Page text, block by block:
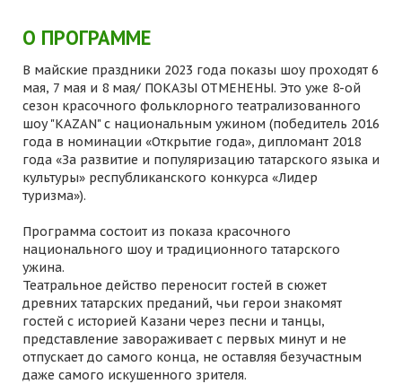
О ПРОГРАММЕ
В майские праздники 2023 года показы шоу проходят 6
мая, 7 мая и 8 мая/ ПОКАЗЫ ОТМЕНЕНЫ. Это уже 8-ой
сезон красочного фольклорного театрализованного
шоу "KAZAN" с национальным ужином (победитель 2016
года в номинации «Открытие года», дипломант 2018
года «За развитие и популяризацию татарского языка и
культуры» республиканского конкурса «Лидер
туризма»).
Программа состоит из показа красочного
национального шоу и традиционного татарского
ужина.
Театральное действо переносит гостей в сюжет
древних татарских преданий, чьи герои знакомят
гостей с историей Казани через песни и танцы,
представление завораживает с первых минут и не
отпускает до самого конца, не оставляя безучастным
даже самого искушенного зрителя.